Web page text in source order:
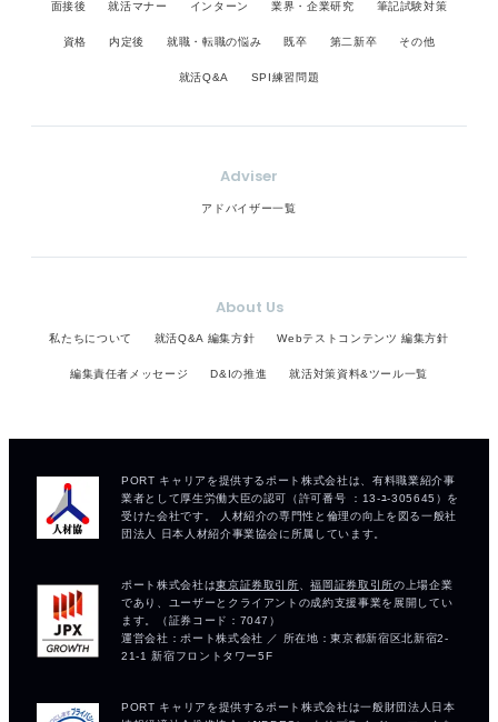
面接後 就活マナー インターン 業界・企業研究 筆記試験対策
資格 内定後 就職・転職の悩み 既卒 第二新卒 その他
就活Q&A SPI練習問題
Adviser
アドバイザー一覧
About Us
私たちについて 就活Q&A 編集方針 Webテストコンテンツ 編集方針
編集責任者メッセージ D&Iの推進 就活対策資料&ツール一覧